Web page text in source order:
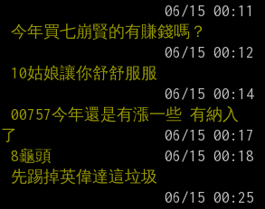
今年買七崩賢的有賺錢嗎？
10姑娘讓你舒舒服服
00757今年還是有漲一些 有納入
8龜頭
先踢掉英偉達這垃圾